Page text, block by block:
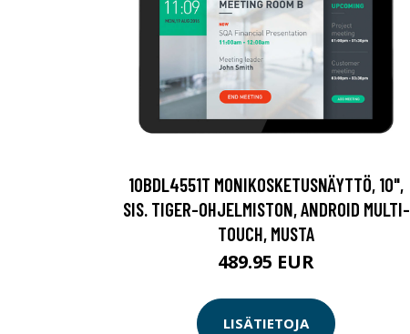
10BDL4551T MONIKOSKETUSNÄYTTÖ, 10",
SIS. TIGER-OHJELMISTON, ANDROID MULTI-
TOUCH, MUSTA
489.95 EUR
LISÄTIETOJA